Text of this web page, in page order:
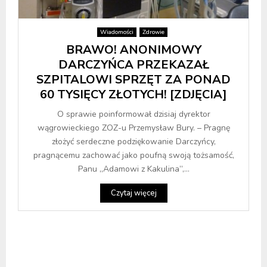
Wiadomości Zdrowie
BRAWO! ANONIMOWY
DARCZYŃCA PRZEKAZAŁ
SZPITALOWI SPRZĘT ZA PONAD
60 TYSIĘCY ZŁOTYCH! [ZDJĘCIA]
O sprawie poinformował dzisiaj dyrektor
wągrowieckiego ZOZ-u Przemysław Bury. – Pragnę
złożyć serdeczne podziękowanie Darczyńcy,
pragnącemu zachować jako poufną swoją tożsamość,
Panu „Adamowi z Kakulina”,...
Czytaj więcej